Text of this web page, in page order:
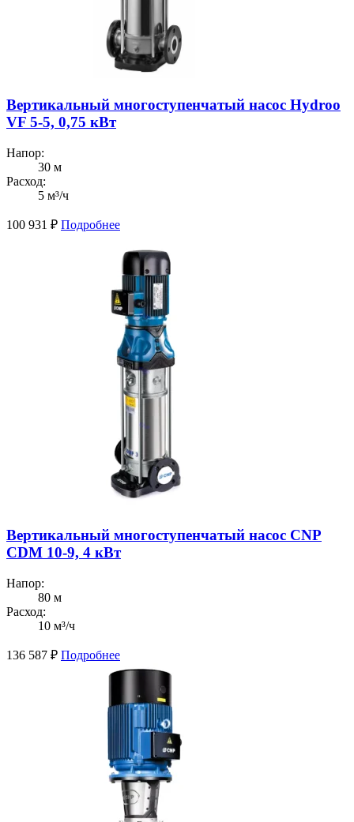
Вертикальный многоступенчатый насос Hydroo
VF 5-5, 0,75 кВт
Напор:
30 м
Расход:
5 м³/ч
100 931 ₽ Подробнее
Вертикальный многоступенчатый насос CNP
CDM 10-9, 4 кВт
Напор:
80 м
Расход:
10 м³/ч
136 587 ₽ Подробнее